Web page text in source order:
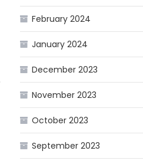
February 2024
January 2024
December 2023
November 2023
October 2023
September 2023